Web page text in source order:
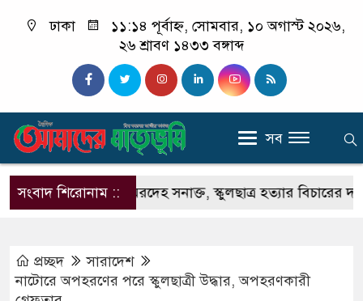
ঢাকা
১১:১৪ পূর্বাহ্ন, সোমবার, ১০ অগাস্ট ২০২৬,
২৬ শ্রাবণ ১৪৩৩ বঙ্গাব্দ
সব
সংবাদ শিরোনাম ::
বস্তাবন্দি মরদেহ সনাক্ত, স্কুলছাত্র হত্যার বিচারের দাবিতে
প্রচ্ছদ
সারাদেশ
নাটোরে অপহরণের পরে স্কুলছাত্রী উদ্ধার, অপহরণকারী